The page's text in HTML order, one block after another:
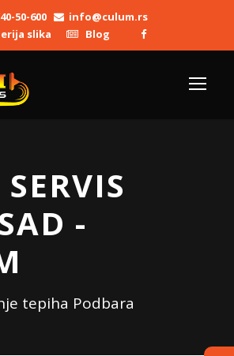
50-600
info@culum.rs
slika
Blog
-
tepiha Podbara